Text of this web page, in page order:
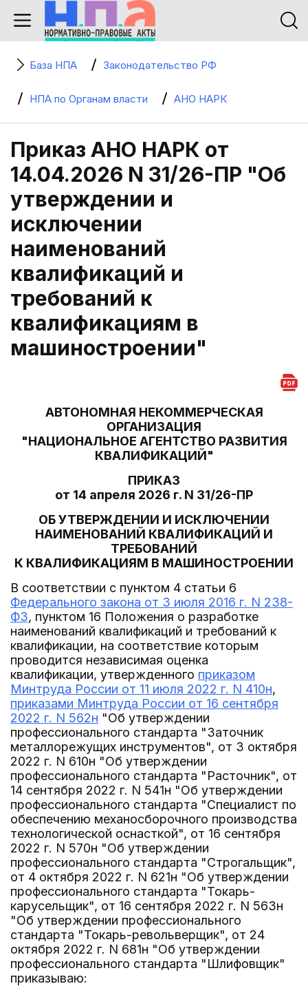
База НПА Законодательство РФ
НПА по Органам власти АНО НАРК
Приказ АНО НАРК от
14.04.2026 N 31/26-ПР "Об
утверждении и
исключении
наименований
квалификаций и
требований к
квалификациям в
машиностроении"
АВТОНОМНАЯ НЕКОММЕРЧЕСКАЯ
ОРГАНИЗАЦИЯ
"НАЦИОНАЛЬНОЕ АГЕНТСТВО РАЗВИТИЯ
КВАЛИФИКАЦИЙ"
ПРИКАЗ
от 14 апреля 2026 г. N 31/26-ПР
ОБ УТВЕРЖДЕНИИ И ИСКЛЮЧЕНИИ
НАИМЕНОВАНИЙ КВАЛИФИКАЦИЙ И
ТРЕБОВАНИЙ
К КВАЛИФИКАЦИЯМ В МАШИНОСТРОЕНИИ
В соответствии с пунктом 4 статьи 6
Федерального закона от 3 июля 2016 г. N 238-
ФЗ, пунктом 16 Положения о разработке
наименований квалификаций и требований к
квалификации, на соответствие которым
проводится независимая оценка
квалификации, утвержденного приказом
Минтруда России от 11 июля 2022 г. N 410н,
приказами Минтруда России от 16 сентября
2022 г. N 562н "Об утверждении
профессионального стандарта "Заточник
металлорежущих инструментов", от 3 октября
2022 г. N 610н "Об утверждении
профессионального стандарта "Расточник", от
14 сентября 2022 г. N 541н "Об утверждении
профессионального стандарта "Специалист по
обеспечению механосборочного производства
технологической оснасткой", от 16 сентября
2022 г. N 570н "Об утверждении
профессионального стандарта "Строгальщик",
от 4 октября 2022 г. N 621н "Об утверждении
профессионального стандарта "Токарь-
карусельщик", от 16 сентября 2022 г. N 563н
"Об утверждении профессионального
стандарта "Токарь-револьверщик", от 24
октября 2022 г. N 681н "Об утверждении
профессионального стандарта "Шлифовщик"
приказываю: